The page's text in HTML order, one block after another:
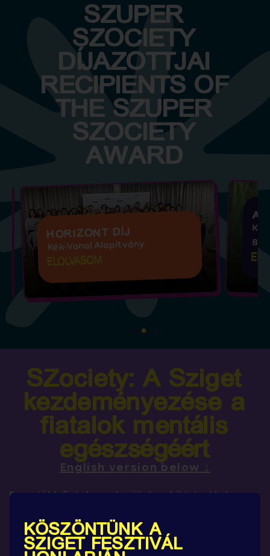
SZUPER
SZOCIETY
DÍJAZOTTJAI
RECIPIENTS OF
THE SZUPER
SZOCIETY
AWARD
HORIZONT DÍJ
Kék-Vonal Alapítvány
ELOLVASOM
SZociety: A Sziget
kezdeményezése a
fiatalok mentális
egészségéért
English version below ↓
Egyre több fiatal szembesül olyan kihívásokkal,
szorongás, magány, teljesítménykényszer,
bizonytalanság.
Eközben számtalan szakember, civil szervezet,
KÖSZÖNTÜNK A
SZIGET FESZTIVÁL